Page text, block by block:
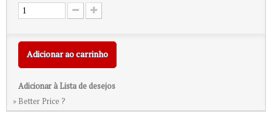
Adicionar ao carrinho
Adicionar à Lista de desejos
» Better Price ?